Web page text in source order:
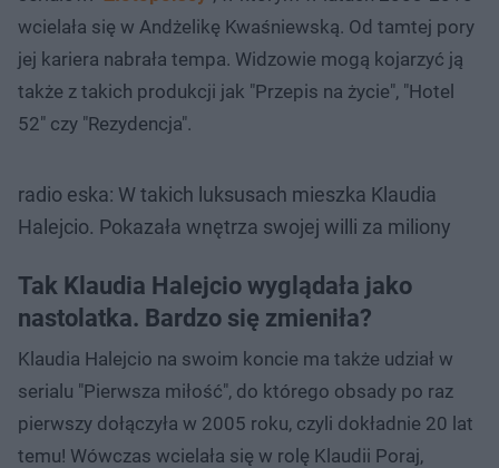
wcielała się w Andżelikę Kwaśniewską. Od tamtej pory
jej kariera nabrała tempa. Widzowie mogą kojarzyć ją
także z takich produkcji jak "Przepis na życie", "Hotel
52" czy "Rezydencja".
radio eska: W takich luksusach mieszka Klaudia
Halejcio. Pokazała wnętrza swojej willi za miliony
Tak Klaudia Halejcio wyglądała jako
nastolatka. Bardzo się zmieniła?
Klaudia Halejcio na swoim koncie ma także udział w
serialu "Pierwsza miłość", do którego obsady po raz
pierwszy dołączyła w 2005 roku, czyli dokładnie 20 lat
temu! Wówczas wcielała się w rolę Klaudii Poraj,